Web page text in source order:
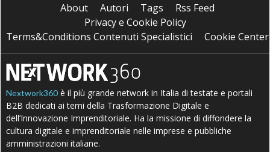
About Autori Tags
Rss Feed
Privacy e Cookie Policy
Terms&Conditions Contenuti Specialistici
Cookie Center
Nextwork360 è il più grande network in Italia di testate e portali
B2B dedicati ai temi della Trasformazione Digitale e
dell’Innovazione Imprenditoriale. Ha la missione di diffondere la
cultura digitale e imprenditoriale nelle imprese e pubbliche
amministrazioni italiane.